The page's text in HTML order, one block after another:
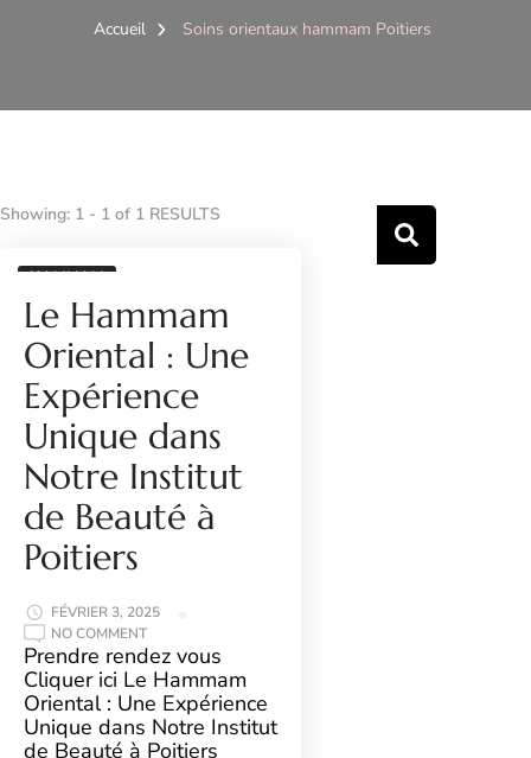
Accueil Soins orientaux hammam Poitiers
Showing: 1 - 1 of 1 RESULTS
HAMMAM
Le Hammam
Oriental : Une
Expérience
Unique dans
Notre Institut
de Beauté à
Poitiers
FÉVRIER 3, 2025
NO COMMENTON
LE
HAMMAM
ORIENTAL
UNE
EXPÉRIENCE
UNIQUE
Prendre rendez vous
Cliquer ici Le Hammam
Oriental : Une Expérience
Unique dans Notre Institut
de Beauté à Poitiers